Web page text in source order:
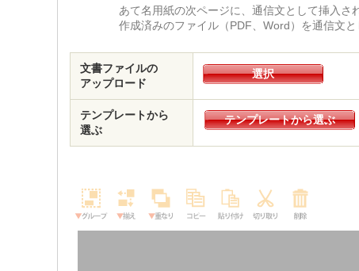
あて名用紙の次ページに、通信文として挿入さ
作成済みのファイル（PDF、Word）を通信文
文書ファイルの
アップロード
選択
テンプレートから
選ぶ
テンプレートから選ぶ